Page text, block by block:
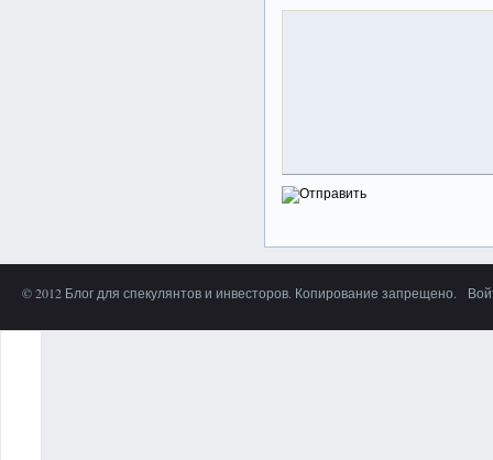
© 2012 Блог для спекулянтов и инвесторов. Копирование запрещено.